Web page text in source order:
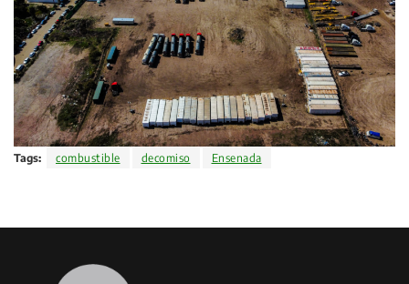
Tags: combustible decomiso Ensenada